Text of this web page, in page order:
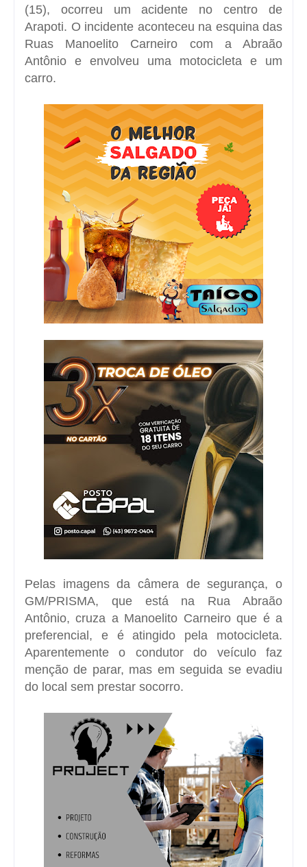
(15), ocorreu um acidente no centro de
Arapoti. O incidente aconteceu na esquina das
Ruas Manoelito Carneiro com a Abraão
Antônio e envolveu uma motocicleta e um
carro.
Pelas imagens da câmera de segurança, o
GM/PRISMA, que está na Rua Abraão
Antônio, cruza a Manoelito Carneiro que é a
preferencial, e é atingido pela motocicleta.
Aparentemente o condutor do veículo faz
menção de parar, mas em seguida se evadiu
do local sem prestar socorro.